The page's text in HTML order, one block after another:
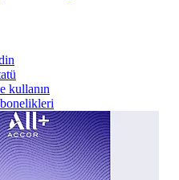
kullanın